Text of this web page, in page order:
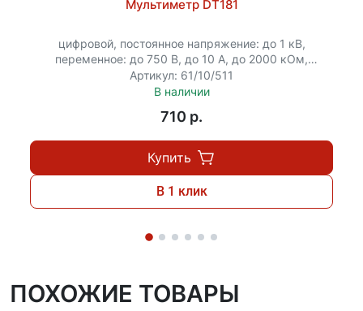
Мультиметр DT181
цифровой, постоянное напряжение: до 1 кВ,
переменное: до 750 В, до 10 А, до 2000 кОм,
проверка...
Артикул: 61/10/511
В наличии
710 p.
Купить
В 1 клик
ПОХОЖИЕ ТОВАРЫ